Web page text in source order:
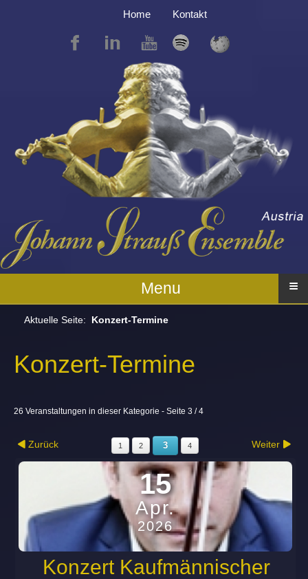
Home Kontakt
Menu ≡
Aktuelle Seite: Konzert-Termine
Konzert-Termine
26 Veranstaltungen in dieser Kategorie - Seite 3 / 4
Zurück 1 2 3 4 Weiter
15
Apr.
2026
Konzert Kaufmännischer